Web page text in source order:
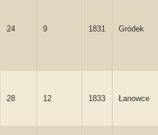
24 9 1831 Gródek
28 12 1833 Łanowce